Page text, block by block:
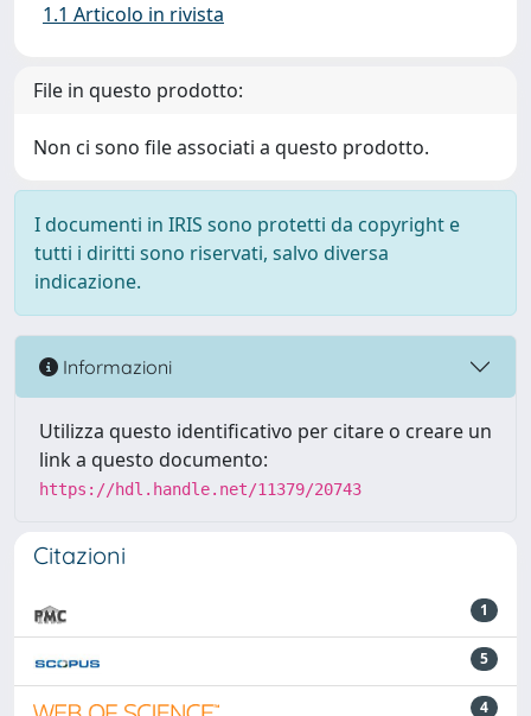
1.1 Articolo in rivista
File in questo prodotto:
Non ci sono file associati a questo prodotto.
I documenti in IRIS sono protetti da copyright e
tutti i diritti sono riservati, salvo diversa
indicazione.
Informazioni
Utilizza questo identificativo per citare o creare un
link a questo documento:
https://hdl.handle.net/11379/20743
Citazioni
1
5
4